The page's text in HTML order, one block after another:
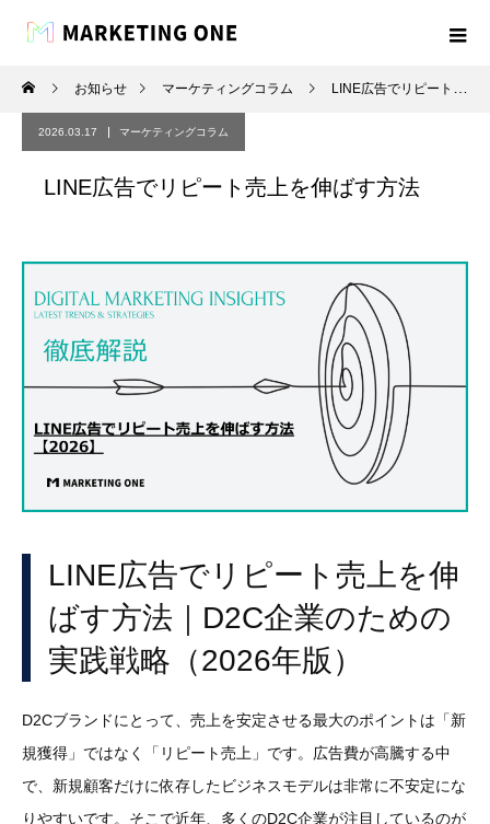
お知らせ マーケティングコラム LINE広告でリピート売上を伸ばす方法
2026.03.17 マーケティングコラム
LINE広告でリピート売上を伸ばす方法
LINE広告でリピート売上を伸
ばす方法｜D2C企業のための
実践戦略（2026年版）
D2Cブランドにとって、売上を安定させる最大のポイントは「新
規獲得」ではなく「リピート売上」です。広告費が高騰する中
で、新規顧客だけに依存したビジネスモデルは非常に不安定にな
りやすいです。そこで近年、多くのD2C企業が注目しているのが